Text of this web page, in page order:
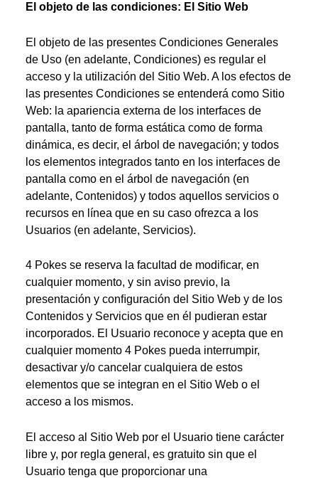
El objeto de las condiciones: El Sitio Web
El objeto de las presentes Condiciones Generales
de Uso (en adelante, Condiciones) es regular el
acceso y la utilización del Sitio Web. A los efectos de
las presentes Condiciones se entenderá como Sitio
Web: la apariencia externa de los interfaces de
pantalla, tanto de forma estática como de forma
dinámica, es decir, el árbol de navegación; y todos
los elementos integrados tanto en los interfaces de
pantalla como en el árbol de navegación (en
adelante, Contenidos) y todos aquellos servicios o
recursos en línea que en su caso ofrezca a los
Usuarios (en adelante, Servicios).
4 Pokes se reserva la facultad de modiﬁcar, en
cualquier momento, y sin aviso previo, la
presentación y conﬁguración del Sitio Web y de los
Contenidos y Servicios que en él pudieran estar
incorporados. El Usuario reconoce y acepta que en
cualquier momento 4 Pokes pueda interrumpir,
desactivar y/o cancelar cualquiera de estos
elementos que se integran en el Sitio Web o el
acceso a los mismos.
El acceso al Sitio Web por el Usuario tiene carácter
libre y, por regla general, es gratuito sin que el
Usuario tenga que proporcionar una